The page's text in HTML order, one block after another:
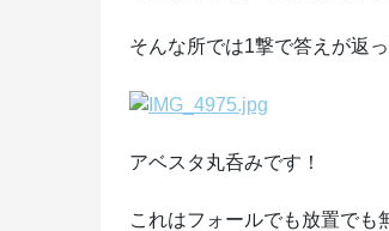
そんな所では1撃で答えが返っ
アベスタ丸呑みです！
これはフォールでも放置でも